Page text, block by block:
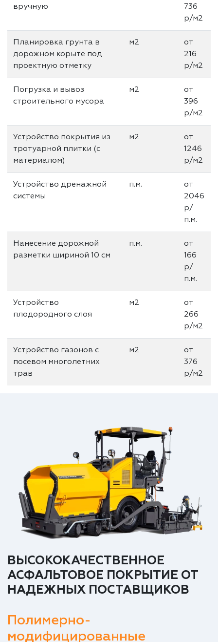
вручную
736
р/м2
Планировка грунта в
дорожном корыте под
проектную отметку
м2
от
216
р/м2
Погрузка и вывоз
строительного мусора
м2
от
396
р/м2
Устройство покрытия из
тротуарной плитки (с
материалом)
м2
от
1246
р/м2
Устройство дренажной
системы
п.м.
от
2046
р/
п.м.
Нанесение дорожной
разметки шириной 10 см
п.м.
от
166
р/
п.м.
Устройство
плодородного слоя
м2
от
266
р/м2
Устройство газонов с
посевом многолетних
трав
м2
от
376
р/м2
ВЫСОКОКАЧЕСТВЕННОЕ
АСФАЛЬТОВОЕ ПОКРЫТИЕ ОТ
НАДЕЖНЫХ ПОСТАВЩИКОВ
Полимерно-
модифицированные